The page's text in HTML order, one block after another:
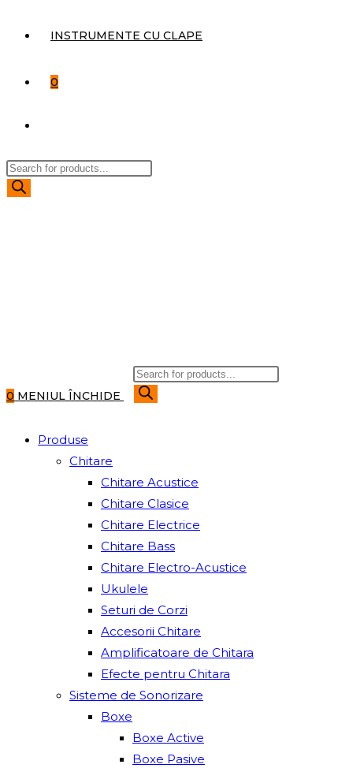
INSTRUMENTE CU CLAPE
0
WEBSITE
Products
search
0 MENIUL ÎNCHIDE
Products
search
Produse
Chitare
Chitare Acustice
Chitare Clasice
Chitare Electrice
Chitare Bass
Chitare Electro-Acustice
Ukulele
Seturi de Corzi
Accesorii Chitare
Amplificatoare de Chitara
Efecte pentru Chitara
Sisteme de Sonorizare
Boxe
Boxe Active
Boxe Pasive